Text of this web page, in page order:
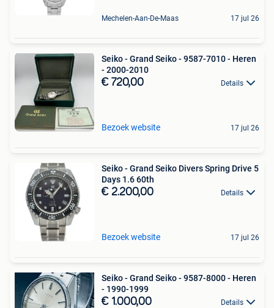
Mechelen-Aan-De-Maas 17 jul 26
Seiko - Grand Seiko - 9587-7010 - Heren
- 2000-2010
€ 720,00 Details
Bezoek website 17 jul 26
Seiko - Grand Seiko Divers Spring Drive 5
Days 1.6 60th
€ 2.200,00 Details
Bezoek website 17 jul 26
Seiko - Grand Seiko - 9587-8000 - Heren
- 1990-1999
€ 1.000,00 Details